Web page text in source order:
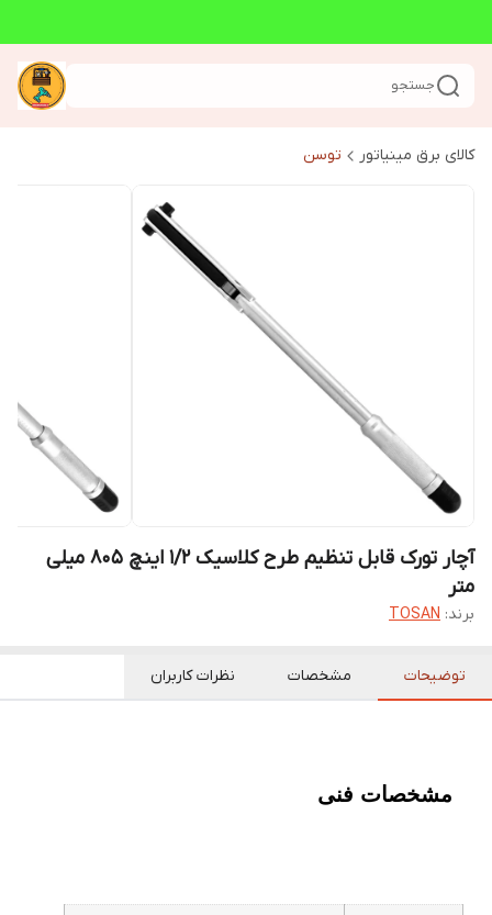
جستجو
کالای برق مینیاتور توسن
آچار تورک قابل تنظیم طرح کلاسیک 1/2 اینچ 805 میلی
متر
برند: TOSAN
توضیحات مشخصات نظرات کاربران
مشخصات فنی